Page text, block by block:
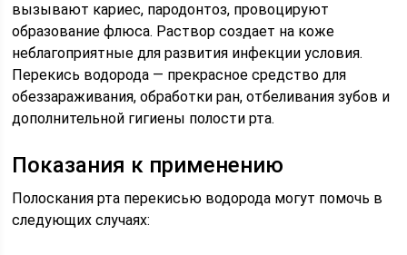
вызывают кариес, пародонтоз, провоцируют
образование флюса. Раствор создает на коже
неблагоприятные для развития инфекции условия.
Перекись водорода — прекрасное средство для
обеззараживания, обработки ран, отбеливания зубов и
дополнительной гигиены полости рта.
Показания к применению
Полоскания рта перекисью водорода могут помочь в
следующих случаях: